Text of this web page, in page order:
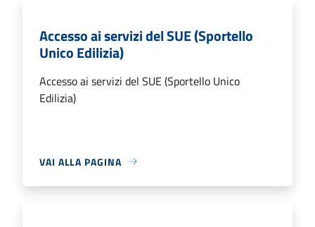
Accesso ai servizi del SUE (Sportello
Unico Edilizia)
Accesso ai servizi del SUE (Sportello Unico
Edilizia)
VAI ALLA PAGINA